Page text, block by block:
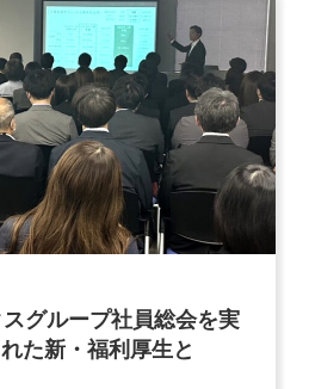
グループ社員総会を実
た新・福利厚生と